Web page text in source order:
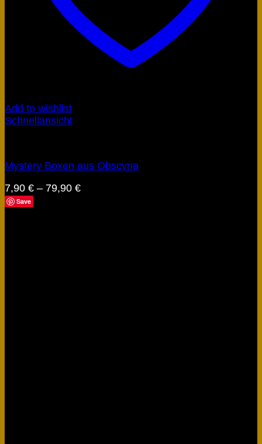
Add to wishlist
Schnellansicht
Mystery Boxen aus Obscyria
7,90 € – 79,90 €
Save